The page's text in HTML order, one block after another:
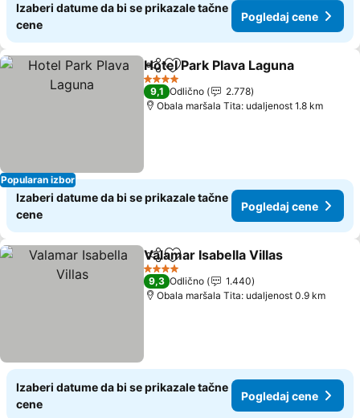
Izaberi datume da bi se prikazale tačne
cene
Pogledaj cene
Popularan izbor
Deli Dodati u favorite
Hotel Park Plava Laguna
4 Zvezdice
9,1 Odlično
2.778
Obala maršala Tita: udaljenost 1.8 km
Izaberi datume da bi se prikazale tačne
cene
Pogledaj cene
Deli Dodati u favorite
Valamar Isabella Villas
4 Zvezdice
9,3 Odlično
1.440
Obala maršala Tita: udaljenost 0.9 km
Izaberi datume da bi se prikazale tačne
cene
Pogledaj cene